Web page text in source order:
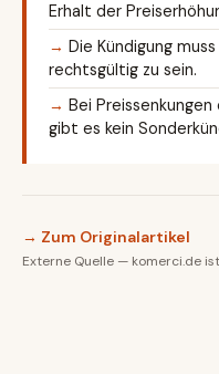
Erhalt der
Die Kündigung
rechtsgültig zu sein.
Bei
gibt es kein
→ Zum Originalartikel
Externe Quelle — komerci.de